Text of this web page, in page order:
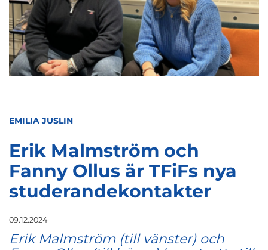
EMILIA JUSLIN
Erik Malmström och
Fanny Ollus är TFiFs nya
studerandekontakter
09.12.2024
Erik Malmström (till vänster) och